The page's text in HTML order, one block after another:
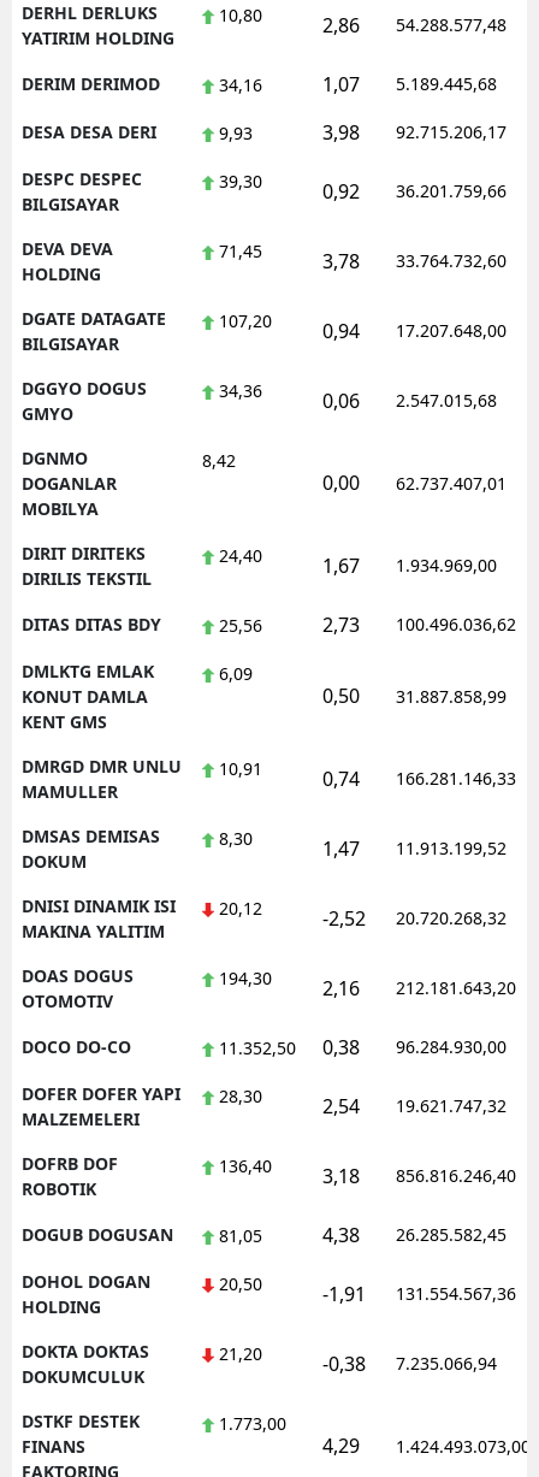
DERHL DERLUKS
YATIRIM HOLDING
10,80 2,86 54.288.577,48
DERIM DERIMOD 34,16 1,07 5.189.445,68
DESA DESA DERI 9,93 3,98 92.715.206,17
DESPC DESPEC
BILGISAYAR
39,30 0,92 36.201.759,66
DEVA DEVA
HOLDING
71,45 3,78 33.764.732,60
DGATE DATAGATE
BILGISAYAR
107,20 0,94 17.207.648,00
DGGYO DOGUS
GMYO
34,36 0,06 2.547.015,68
DGNMO
DOGANLAR
MOBILYA
8,42
0,00 62.737.407,01
DIRIT DIRITEKS
DIRILIS TEKSTIL
24,40 1,67 1.934.969,00
DITAS DITAS BDY 25,56 2,73 100.496.036,62
DMLKTG EMLAK
KONUT DAMLA
KENT GMS
6,09
0,50 31.887.858,99
DMRGD DMR UNLU
MAMULLER
10,91 0,74 166.281.146,33
DMSAS DEMISAS
DOKUM
8,30 1,47 11.913.199,52
DNISI DINAMIK ISI
MAKINA YALITIM
20,12 -2,52 20.720.268,32
DOAS DOGUS
OTOMOTIV
194,30 2,16 212.181.643,20
DOCO DO-CO 11.352,50 0,38 96.284.930,00
DOFER DOFER YAPI
MALZEMELERI
28,30 2,54 19.621.747,32
DOFRB DOF
ROBOTIK
136,40 3,18 856.816.246,40
DOGUB DOGUSAN 81,05 4,38 26.285.582,45
DOHOL DOGAN
HOLDING
20,50 -1,91 131.554.567,36
DOKTA DOKTAS
DOKUMCULUK
21,20 -0,38 7.235.066,94
DSTKF DESTEK
FINANS
FAKTORING
1.773,00
4,29 1.424.493.073,00